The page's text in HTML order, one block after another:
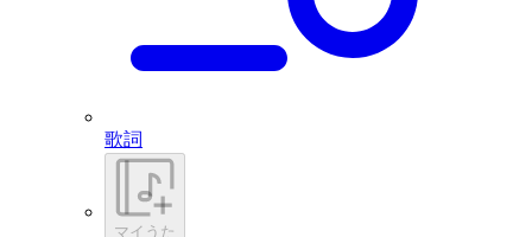
歌詞
マイうた